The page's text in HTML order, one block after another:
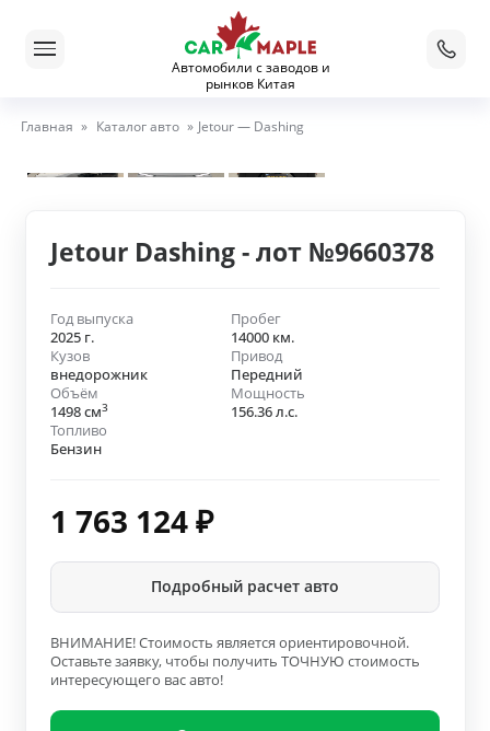
Автомобили с заводов и
рынков Китая
Главная » Каталог авто » Jetour — Dashing
Jetour Dashing - лот №9660378
Год выпуска
2025 г.
Пробег
14000 км.
Кузов
внедорожник
Привод
Передний
Объём
1498 см3
Мощность
156.36 л.с.
Топливо
Бензин
1 763 124₽
Подробный расчет авто
ВНИМАНИЕ! Стоимость является ориентировочной.
Оставьте заявку, чтобы получить ТОЧНУЮ стоимость
интересующего вас авто!